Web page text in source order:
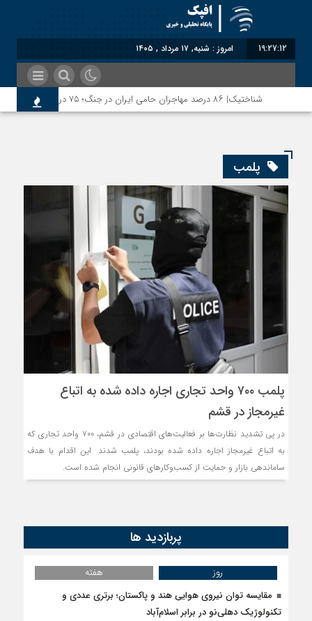
19:27:12 امروز : شنبه, ۱۷ مرداد , ۱۴۰۵
شناختیک| ۸۶ درصد مهاجران حامی ایران در جنگ؛ ۷۵ درصد مهاجران دولت چهاردهم را خیرخواه خود نمی‌دانند
پلمب
پلمب ۷۰۰ واحد تجاری اجاره داده شده به اتباع
غیرمجاز در قشم
در پی تشدید نظارت‌ها بر فعالیت‌های اقتصادی در قشم، ۷۰۰ واحد تجاری که
به اتباع غیرمجاز اجاره داده شده بودند، پلمب شدند. این اقدام با هدف
ساماندهی بازار و حمایت از کسب‌وکارهای قانونی انجام شده است.
پربازدید ها
روز
هفته
مقایسه توان نیروی هوایی هند و پاکستان؛ برتری عددی و
تکنولوژیک دهلی‌نو در برابر اسلام‌آباد